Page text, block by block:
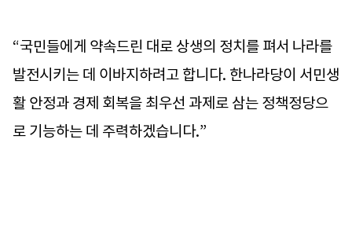
“국민들에게 약속드린 대로 상생의 정치를 펴서 나라를
발전시키는 데 이바지하려고 합니다. 한나라당이 서민생
활 안정과 경제 회복을 최우선 과제로 삼는 정책정당으
로 기능하는 데 주력하겠습니다.”